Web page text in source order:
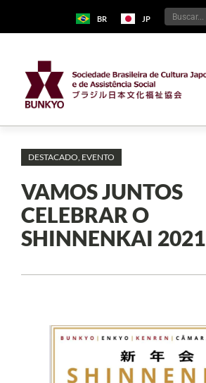
BR JP
DESTACADO EVENTO
VAMOS JUNTOS
CELEBRAR O
SHINNENKAI 2021